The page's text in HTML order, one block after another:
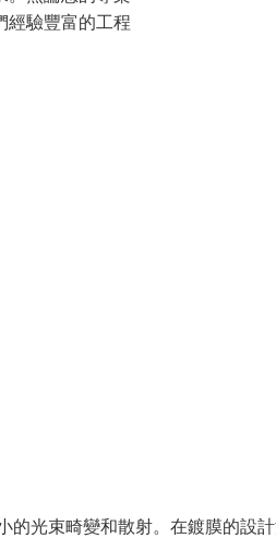
經驗豐富的工程
光束畸變和散射。在鍍膜的設